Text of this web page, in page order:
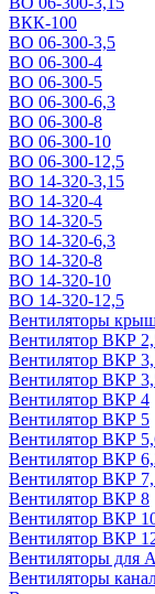
ВКК-100
ВО 06-300-3,5
ВО 06-300-4
ВО 06-300-5
ВО 06-300-6,3
ВО 06-300-8
ВО 06-300-10
ВО 06-300-12,5
ВО 14-320-3,15
ВО 14-320-4
ВО 14-320-5
ВО 14-320-6,3
ВО 14-320-8
ВО 14-320-10
ВО 14-320-12,5
Вентиляторы
Вентилятор ВКР
Вентилятор ВКР
Вентилятор ВКР
Вентилятор ВКР 4
Вентилятор ВКР 5
Вентилятор ВКР
Вентилятор ВКР
Вентилятор ВКР
Вентилятор ВКР 8
Вентилятор ВКР
Вентилятор ВКР
Вентиляторы для
Вентиляторы